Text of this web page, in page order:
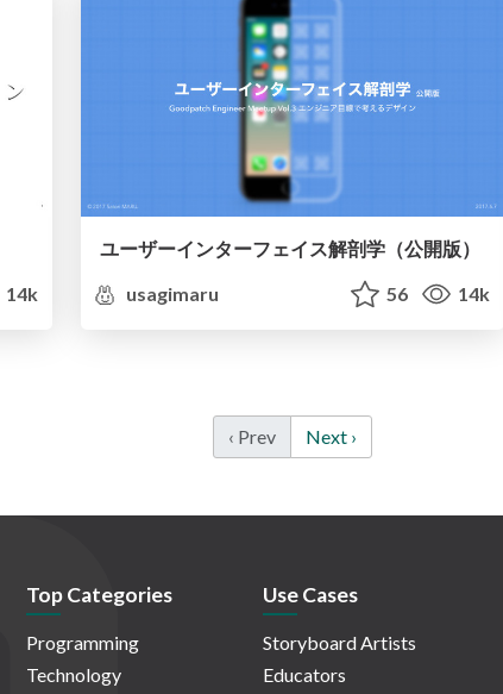
14k
ユーザーインターフェイス解剖学（公開版）
usagimaru
56 14k
‹ Prev Next ›
Top Categories
Programming
Technology
Use Cases
Storyboard Artists
Educators